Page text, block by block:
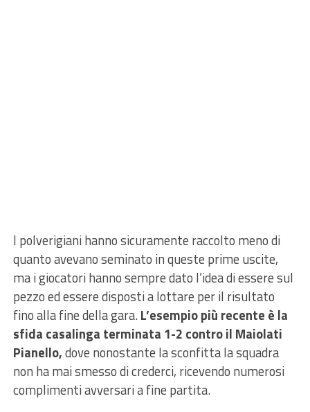
I polverigiani hanno sicuramente raccolto meno di
quanto avevano seminato in queste prime uscite,
ma i giocatori hanno sempre dato l’idea di essere sul
pezzo ed essere disposti a lottare per il risultato
fino alla fine della gara.L’esempio più recente è la
sfida casalinga terminata 1-2 contro il Maiolati
Pianello,dove nonostante la sconfitta la squadra
non ha mai smesso di crederci, ricevendo numerosi
complimenti avversari a fine partita.